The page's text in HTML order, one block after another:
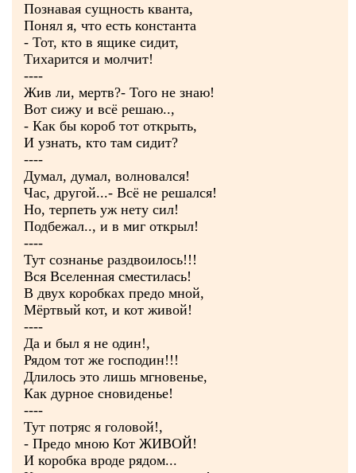
Познавая сущность кванта,
Понял я, что есть константа
- Тот, кто в ящике сидит,
Тихарится и молчит!
----
Жив ли, мертв?- Того не знаю!
Вот сижу и всё решаю..,
- Как бы короб тот открыть,
И узнать, кто там сидит?
----
Думал, думал, волновался!
Час, другой...- Всё не решался!
Но, терпеть уж нету сил!
Подбежал.., и в миг открыл!
----
Тут сознанье раздвоилось!!!
Вся Вселенная сместилась!
В двух коробках предо мной,
Мёртвый кот, и кот живой!
----
Да и был я не один!,
Рядом тот же господин!!!
Длилось это лишь мгновенье,
Как дурное сновиденье!
----
Тут потряс я головой!,
- Предо мною Кот ЖИВОЙ!
И коробка вроде рядом...